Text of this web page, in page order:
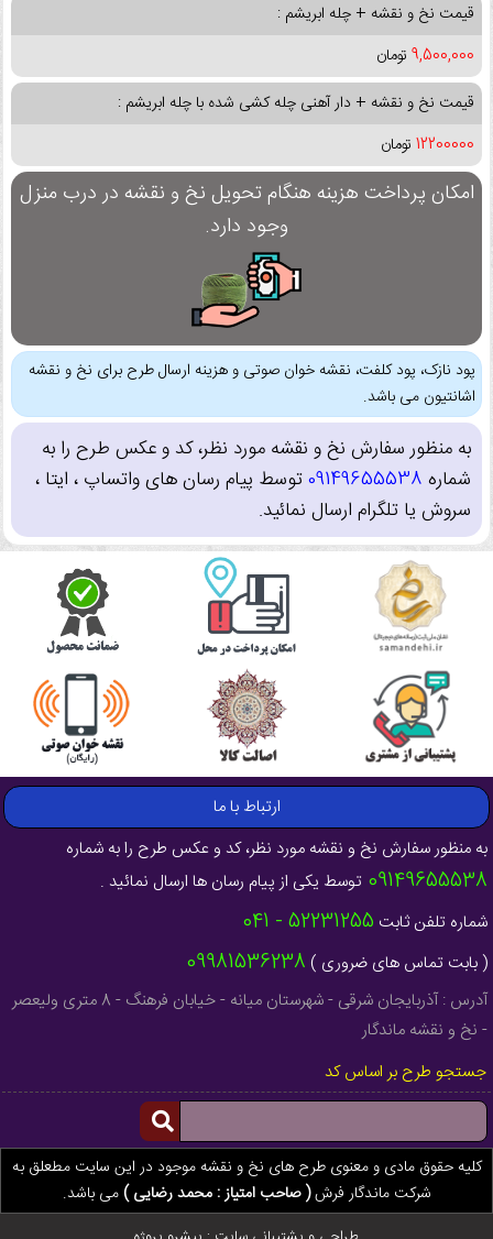
قیمت نخ و نقشه + چله ابریشم :
9,500,000 تومان
قیمت نخ و نقشه + دار آهنی چله کشی شده با چله ابریشم :
12200000 تومان
امکان پرداخت هزینه هنگام تحویل نخ و نقشه در درب منزل
وجود دارد.
پود نازک، پود کلفت، نقشه خوان صوتی و هزینه ارسال طرح برای نخ و نقشه
اشانتیون می باشد.
به منظور سفارش نخ و نقشه مورد نظر، کد و عکس طرح را به
شماره 09149655538توسط پیام رسان های واتساپ ، ایتا ،
سروش یا تلگرام ارسال نمائید.
ارتباط با ما
به منظور سفارش نخ و نقشه مورد نظر، کد و عکس طرح را به شماره
09149655538 توسط یکی از پیام رسان ها ارسال نمائید .
شماره تلفن ثابت 52231255 - 041
( بابت تماس های ضروری ) 09981536238
آدرس : آذربایجان شرقی - شهرستان میانه - خیابان فرهنگ - 8 متری ولیعصر
- نخ و نقشه ماندگار
جستجو طرح بر اساس کد
کلیه حقوق مادی و معنوی طرح های نخ و نقشه موجود در این سایت مطعلق به
شرکت ماندگار فرش( صاحب امتیاز : محمد رضایی )می باشد.